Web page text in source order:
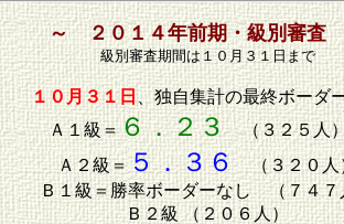
～ ２０１４年前期・級別審査
級別審査期間は１０月３１日まで
１０月３１日、独自集計の最終ボーダ
Ａ１級＝６．２３（３２５
Ａ２級＝５．３６（３２０人
Ｂ１級＝勝率ボーダーなし （７４７
Ｂ２級 （２０６人）